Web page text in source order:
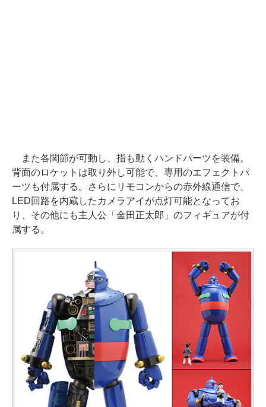
また各関節が可動し、指も動くハンドパーツを装備。
背面のロケットは取り外し可能で、専用のエフェクトパ
ーツも付属する。さらにリモコンからの赤外線通信で、
LED回路を内蔵したカメラアイが点灯可能となってお
り、その他にも主人公「金田正太郎」のフィギュアが付
属する。